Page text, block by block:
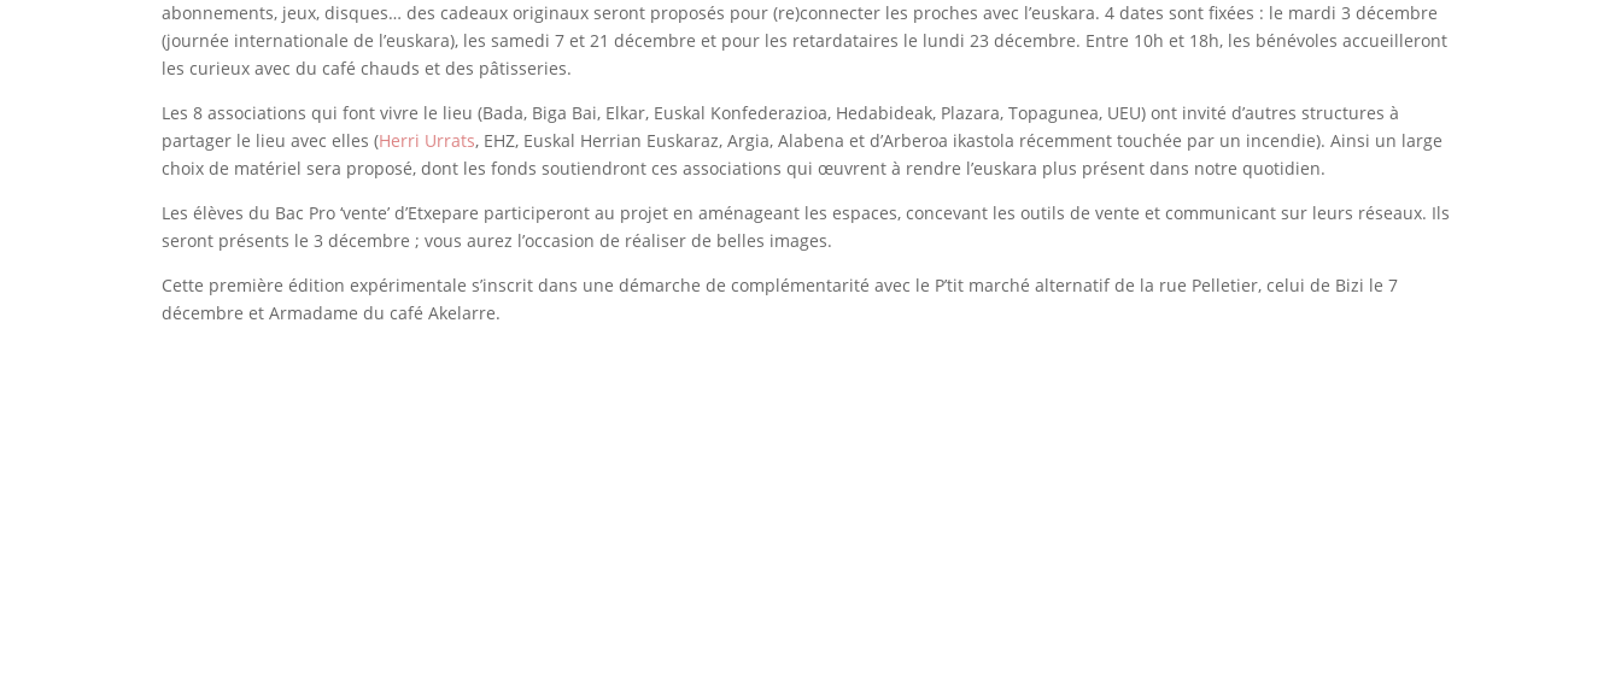
abonnements, jeux, disques… des cadeaux originaux seront proposés pour (re)connecter les proches avec l’euskara. 4 dates sont fixées : le mardi 3 décembre
(journée internationale de l’euskara), les samedi 7 et 21 décembre et pour les retardataires le lundi 23 décembre. Entre 10h et 18h, les bénévoles accueilleront
les curieux avec du café chauds et des pâtisseries.
Les 8 associations qui font vivre le lieu (Bada, Biga Bai, Elkar, Euskal Konfederazioa, Hedabideak, Plazara, Topagunea, UEU) ont invité d’autres structures à
partager le lieu avec elles (Herri Urrats, EHZ, Euskal Herrian Euskaraz, Argia, Alabena et d’Arberoa ikastola récemment touchée par un incendie). Ainsi un large
choix de matériel sera proposé, dont les fonds soutiendront ces associations qui œuvrent à rendre l’euskara plus présent dans notre quotidien.
Les élèves du Bac Pro ‘vente’ d’Etxepare participeront au projet en aménageant les espaces, concevant les outils de vente et communicant sur leurs réseaux. Ils
seront présents le 3 décembre ; vous aurez l’occasion de réaliser de belles images.
Cette première édition expérimentale s’inscrit dans une démarche de complémentarité avec le P’tit marché alternatif de la rue Pelletier, celui de Bizi le 7
décembre et Armadame du café Akelarre.